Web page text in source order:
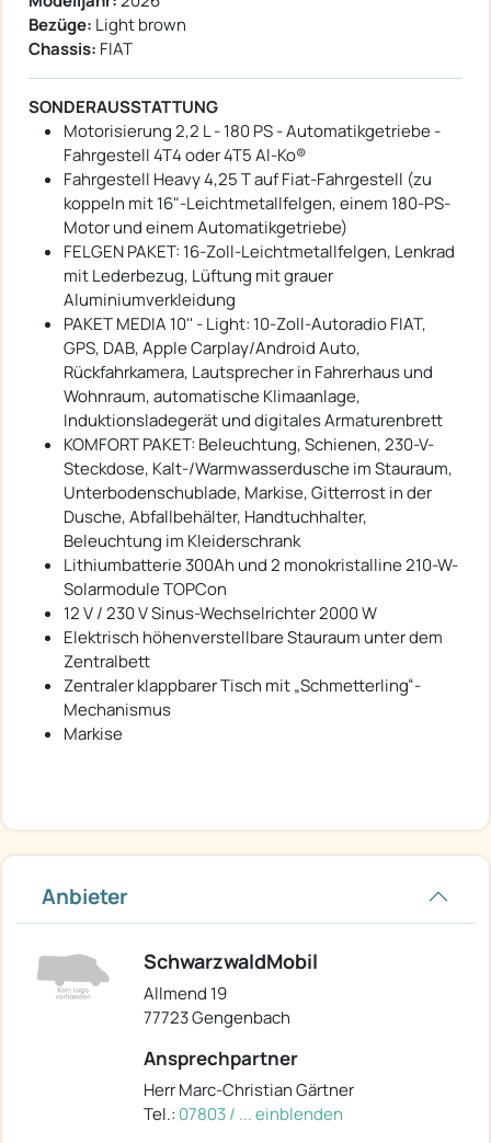
Bezüge: Light brown
Chassis: FIAT
SONDERAUSSTATTUNG
Motorisierung 2,2 L - 180 PS - Automatikgetriebe -
Fahrgestell 4T4 oder 4T5 Al-Ko®
Fahrgestell Heavy 4,25 T auf Fiat-Fahrgestell (zu
koppeln mit 16"-Leichtmetallfelgen, einem 180-PS-
Motor und einem Automatikgetriebe)
FELGEN PAKET: 16-Zoll-Leichtmetallfelgen, Lenkrad
mit Lederbezug, Lüftung mit grauer
Aluminiumverkleidung
PAKET MEDIA 10'' - Light: 10-Zoll-Autoradio FIAT,
GPS, DAB, Apple Carplay/Android Auto,
Rückfahrkamera, Lautsprecher in Fahrerhaus und
Wohnraum, automatische Klimaanlage,
Induktionsladegerät und digitales Armaturenbrett
KOMFORT PAKET: Beleuchtung, Schienen, 230-V-
Steckdose, Kalt-/Warmwasserdusche im Stauraum,
Unterbodenschublade, Markise, Gitterrost in der
Dusche, Abfallbehälter, Handtuchhalter,
Beleuchtung im Kleiderschrank
Lithiumbatterie 300Ah und 2 monokristalline 210-W-
Solarmodule TOPCon
12 V / 230 V Sinus-Wechselrichter 2000 W
Elektrisch höhenverstellbare Stauraum unter dem
Zentralbett
Zentraler klappbarer Tisch mit „Schmetterling“-
Mechanismus
Markise
Anbieter
SchwarzwaldMobil
Allmend 19
77723 Gengenbach
Ansprechpartner
Herr Marc-Christian Gärtner
Tel.: 07803 / ... einblenden